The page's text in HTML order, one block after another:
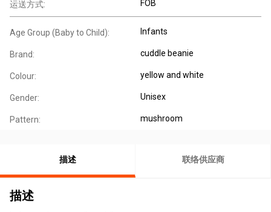
运送方式: FOB
Age Group (Baby to Child): Infants
Brand: cuddle beanie
Colour: yellow and white
Gender: Unisex
Pattern: mushroom
描述 联络供应商
描述